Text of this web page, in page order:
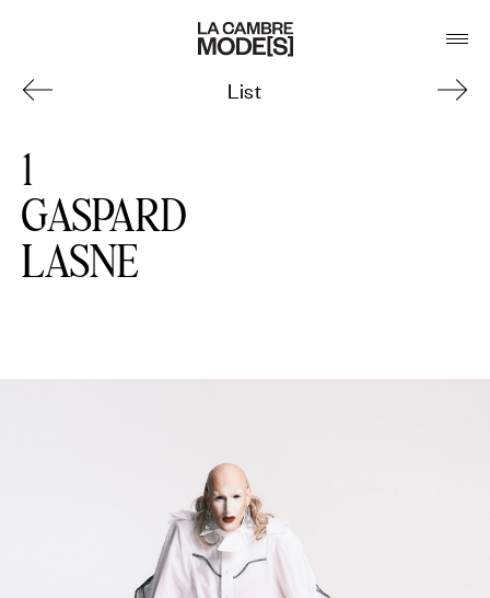
List
1
GASPARD
LASNE